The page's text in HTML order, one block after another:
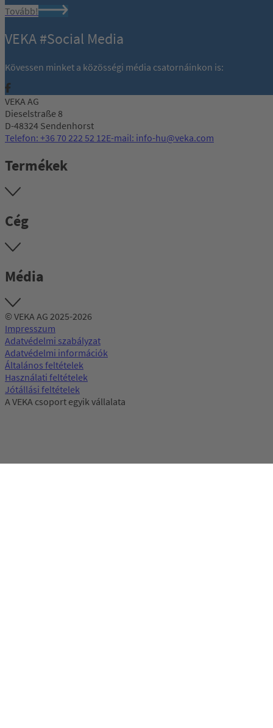
Tovább!
VEKA #Social Media
Kövessen minket a közösségi média csatornáinkon is:
VEKA AG
Dieselstraße 8
D-48324 Sendenhorst
Telefon: +36 70 222 52 12E-mail: info-hu@veka.com
Termékek
Cég
Média
© VEKA AG 2025-2026
Impresszum
Adatvédelmi szabályzat
Adatvédelmi információk
Általános feltételek
Használati feltételek
Jótállási feltételek
A VEKA csoport egyik vállalata